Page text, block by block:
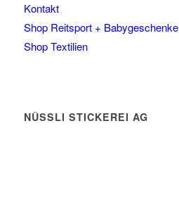
Kontakt
Shop Reitsport + Babygeschenke
Shop Textilien
NÜSSLI STICKEREI AG